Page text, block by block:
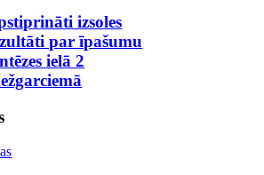
izsoles
par īpašumu
ielā 2